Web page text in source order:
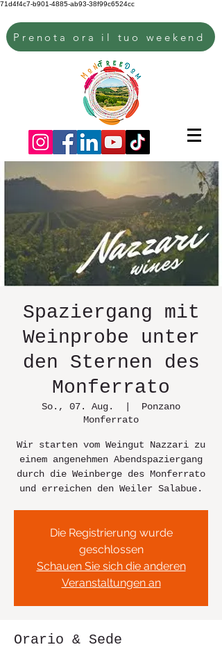
71d4f4c7-b901-4885-ab93-38f99c6524cc
Prenota ora il tuo weekend
Spaziergang mit
Weinprobe unter
den Sternen des
Monferrato
So., 07. Aug.
Ponzano
Monferrato
Wir starten vom Weingut Nazzari zu
einem angenehmen Abendspaziergang
durch die Weinberge des Monferrato
und erreichen den Weiler Salabue.
Die Registrierung wurde
geschlossen
Schauen Sie sich die anderen
Veranstaltungen an
Orario & Sede